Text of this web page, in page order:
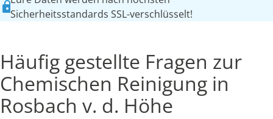
Sicherheitsstandards SSL-verschlüsselt!
Häufig gestellte Fragen zur
Chemischen Reinigung in
Rosbach v. d. Höhe